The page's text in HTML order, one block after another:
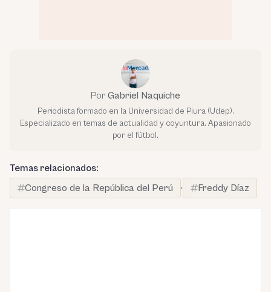
Por Gabriel Naquiche
Periodista formado en la Universidad de Piura (Udep).
Especializado en temas de actualidad y coyuntura. Apasionado
por el fútbol.
Temas relacionados:
Congreso de la República del Perú
· Freddy Díaz